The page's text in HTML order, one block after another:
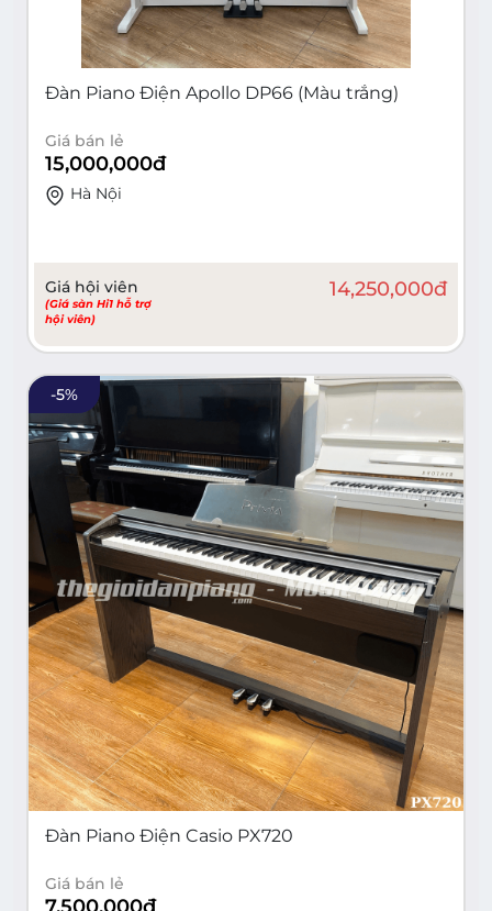
Đàn Piano Điện Apollo DP66 (Màu trắng)
Giá bán lẻ
15,000,000đ
Hà Nội
Giá hội viên
(Giá sàn Hi1 hỗ trợ
hội viên)
14,250,000đ
-5%
Đàn Piano Điện Casio PX720
Giá bán lẻ